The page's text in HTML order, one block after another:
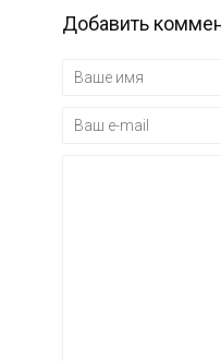
Добавить